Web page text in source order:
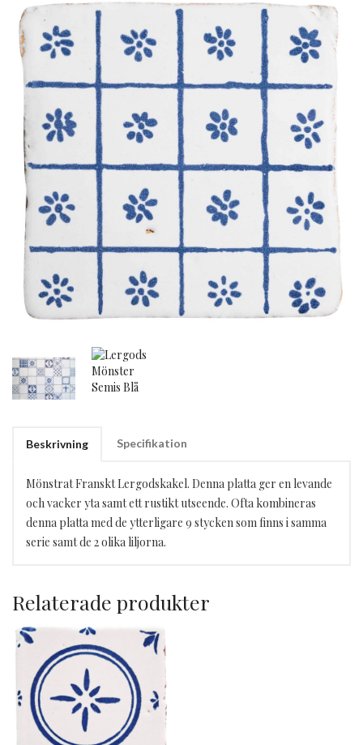
Beskrivning Specifikation
Mönstrat Franskt Lergodskakel. Denna platta ger en levande
och vacker yta samt ett rustikt utseende. Ofta kombineras
denna platta med de ytterligare 9 stycken som finns i samma
serie samt de 2 olika liljorna.
Relaterade produkter